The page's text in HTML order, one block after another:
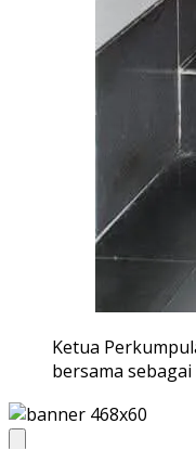
Ketua
bersama